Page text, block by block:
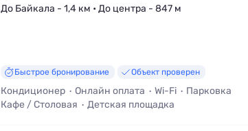
До Байкала - 1,4 км • До центра - 847 м
Быстрое бронирование Объект проверен
Кондиционер Онлайн оплата Wi-Fi
Парковка
Кафе / Столовая
Детская площадка